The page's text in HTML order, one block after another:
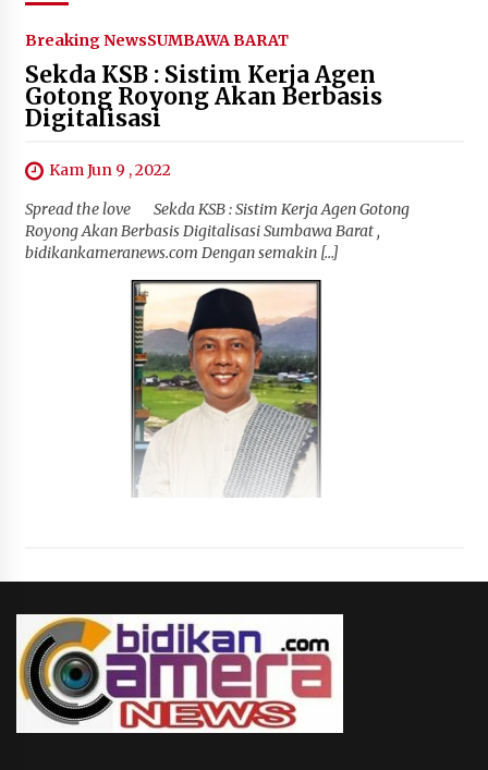
Breaking NewsSUMBAWA BARAT
Sekda KSB : Sistim Kerja Agen
Gotong Royong Akan Berbasis
Digitalisasi
Kam Jun 9 , 2022
Spread the love Sekda KSB : Sistim Kerja Agen Gotong
Royong Akan Berbasis Digitalisasi Sumbawa Barat ,
bidikankameranews.com Dengan semakin […]